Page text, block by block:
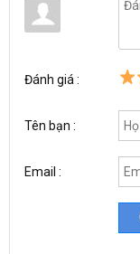
Đánh giá :
Tên bạn :
Email :